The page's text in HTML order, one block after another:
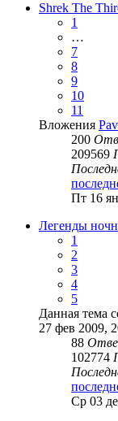
Shrek The
1
…
7
8
9
10
11
Вложения
200
209569
Пт 16
Легенды
1
2
3
4
5
Данная тема
27 фев 2009,
88
102774
Ср 03